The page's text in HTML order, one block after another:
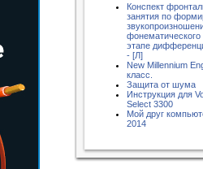
Конспект
занятия по
фонематического
этапе
- [Л]
New Millennium
класс.
Защита от шума
Инструкция для
Select 3300
Мой друг
2014